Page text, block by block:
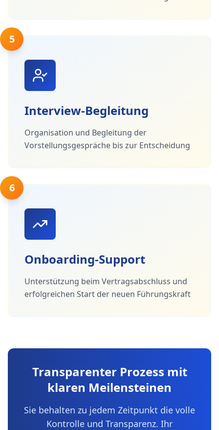
5
Interview-Begleitung
Organisation und Begleitung der
Vorstellungsgespräche bis zur Entscheidung
6
Onboarding-Support
Unterstützung beim Vertragsabschluss und
erfolgreichen Start der neuen Führungskraft
Transparenter Prozess mit
klaren Meilensteinen
Sie behalten zu jedem Zeitpunkt die volle
Kontrolle und Transparenz. Ihr